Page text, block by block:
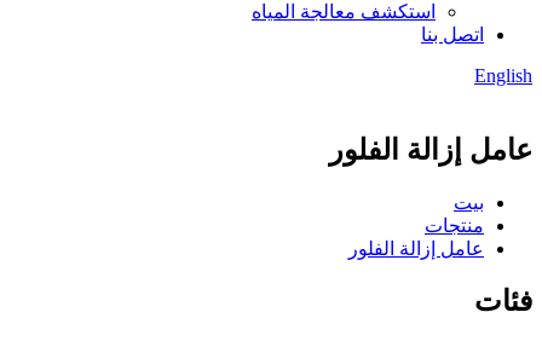
استكشف معالجة المياه
اتصل بنا
English
عامل إزالة الفلور
بيت
منتجات
عامل إزالة الفلور
فئات